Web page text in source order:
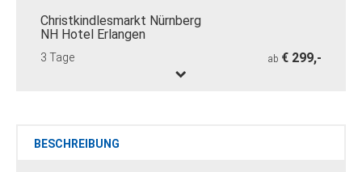
Christkindlesmarkt Nürnberg
NH Hotel Erlangen
3 Tage ab € 299,-
BESCHREIBUNG